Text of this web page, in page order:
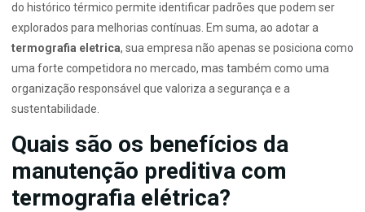
do histórico térmico permite identificar padrões que podem ser
explorados para melhorias contínuas. Em suma, ao adotar a
termografia eletrica, sua empresa não apenas se posiciona como
uma forte competidora no mercado, mas também como uma
organização responsável que valoriza a segurança e a
sustentabilidade.
Quais são os benefícios da
manutenção preditiva com
termografia elétrica?